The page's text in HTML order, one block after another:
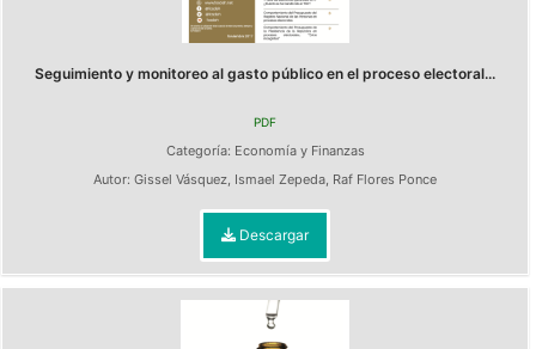
Seguimiento y monitoreo al gasto público en el proceso electoral...
PDF
Categoría: Economía y Finanzas
Autor: Gissel Vásquez, Ismael Zepeda, Raf Flores Ponce
Descargar